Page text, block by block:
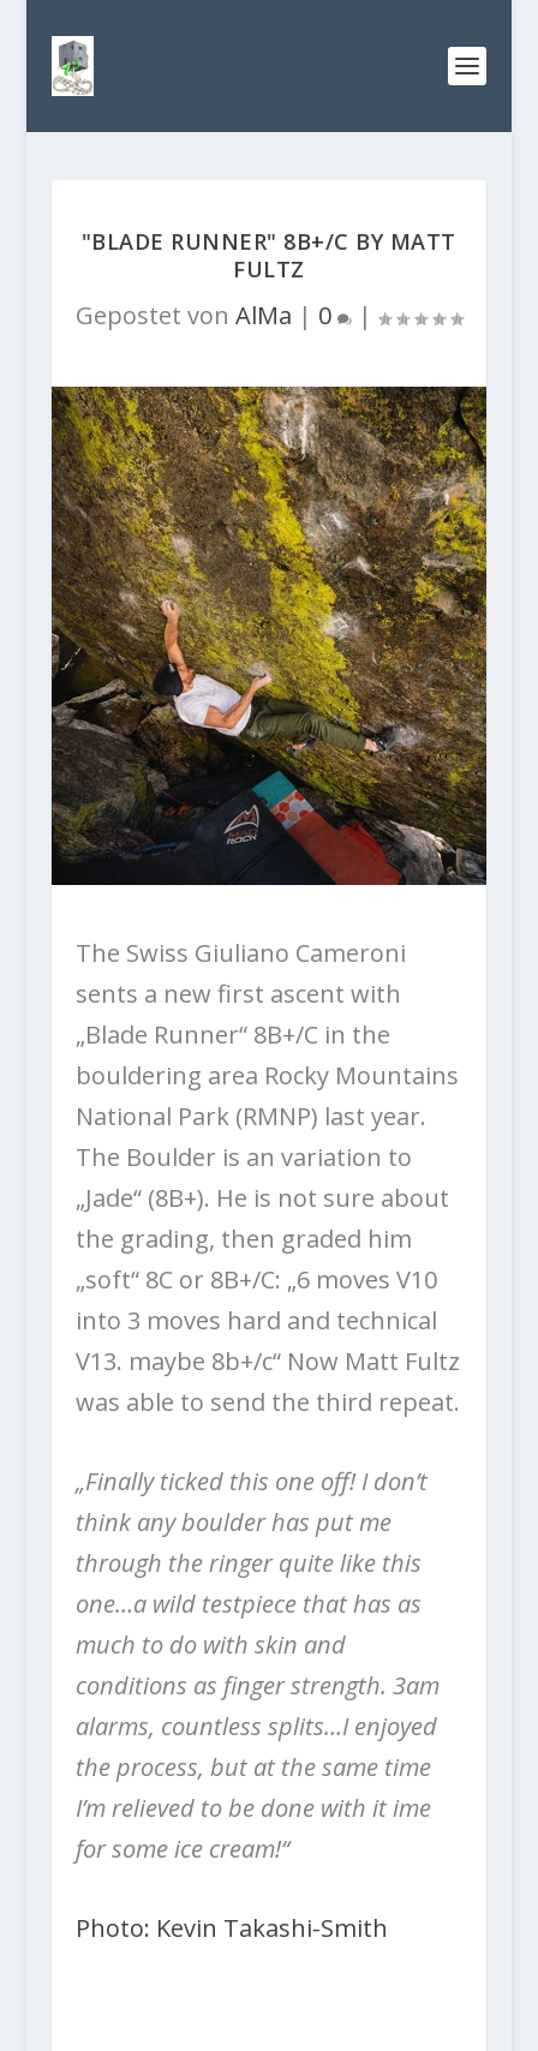
"BLADE RUNNER" 8B+/C BY MATT
FULTZ
Gepostet von AlMa | 0 |
The Swiss Giuliano Cameroni
sents a new first ascent with
„Blade Runner“ 8B+/C in the
bouldering area Rocky Mountains
National Park (RMNP) last year.
The Boulder is an variation to
„Jade“ (8B+). He is not sure about
the grading, then graded him
„soft“ 8C or 8B+/C: „6 moves V10
into 3 moves hard and technical
V13. maybe 8b+/c“ Now Matt Fultz
was able to send the third repeat.
„Finally ticked this one off! I don’t
think any boulder has put me
through the ringer quite like this
one…a wild testpiece that has as
much to do with skin and
conditions as finger strength. 3am
alarms, countless splits…I enjoyed
the process, but at the same time
I’m relieved to be done with it ime
for some ice cream!“
Photo: Kevin Takashi-Smith